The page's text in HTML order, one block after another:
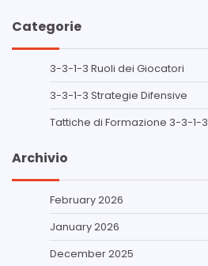
Categorie
3-3-1-3 Ruoli dei Giocatori
3-3-1-3 Strategie Difensive
Tattiche di Formazione 3-3-1-3
Archivio
February 2026
January 2026
December 2025